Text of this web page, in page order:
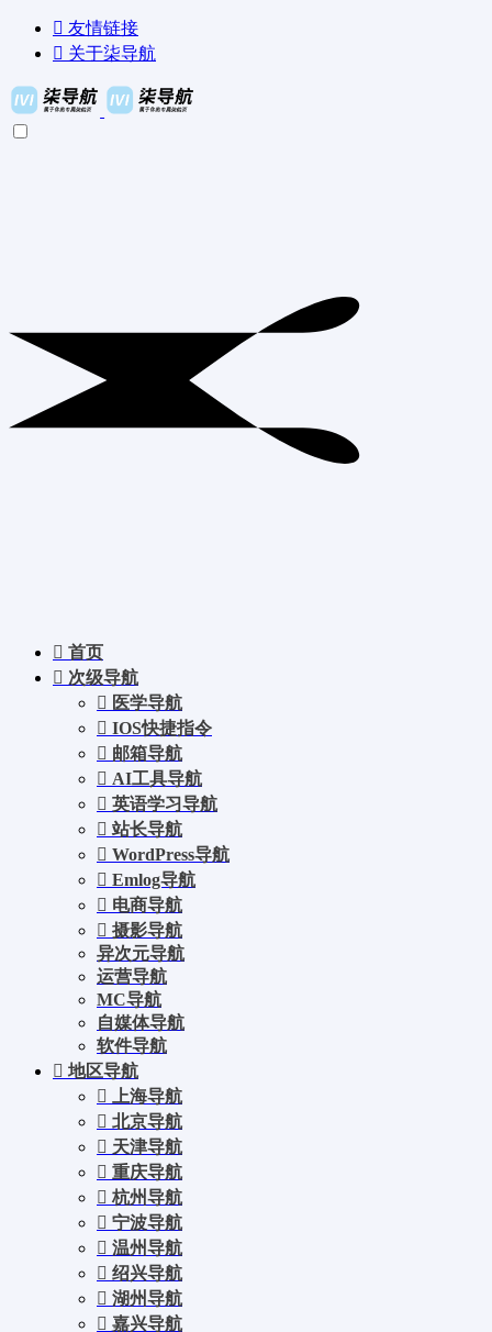
友情链接
关于柒导航
首页
次级导航
医学导航
IOS快捷指令
邮箱导航
AI工具导航
英语学习导航
站长导航
WordPress导航
Emlog导航
电商导航
摄影导航
异次元导航
运营导航
MC导航
自媒体导航
软件导航
地区导航
上海导航
北京导航
天津导航
重庆导航
杭州导航
宁波导航
温州导航
绍兴导航
湖州导航
嘉兴导航